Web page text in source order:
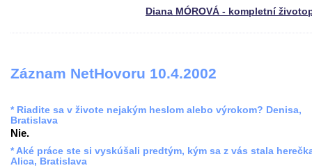
Diana MÓROVÁ - kompletní
Záznam NetHovoru 10.4.2002
* Riadite sa v živote nejakým heslom alebo výrokom? Denisa,
Bratislava
Nie.
* Aké práce ste si vyskúšali predtým, kým sa z vás stala
Alica, Bratislava